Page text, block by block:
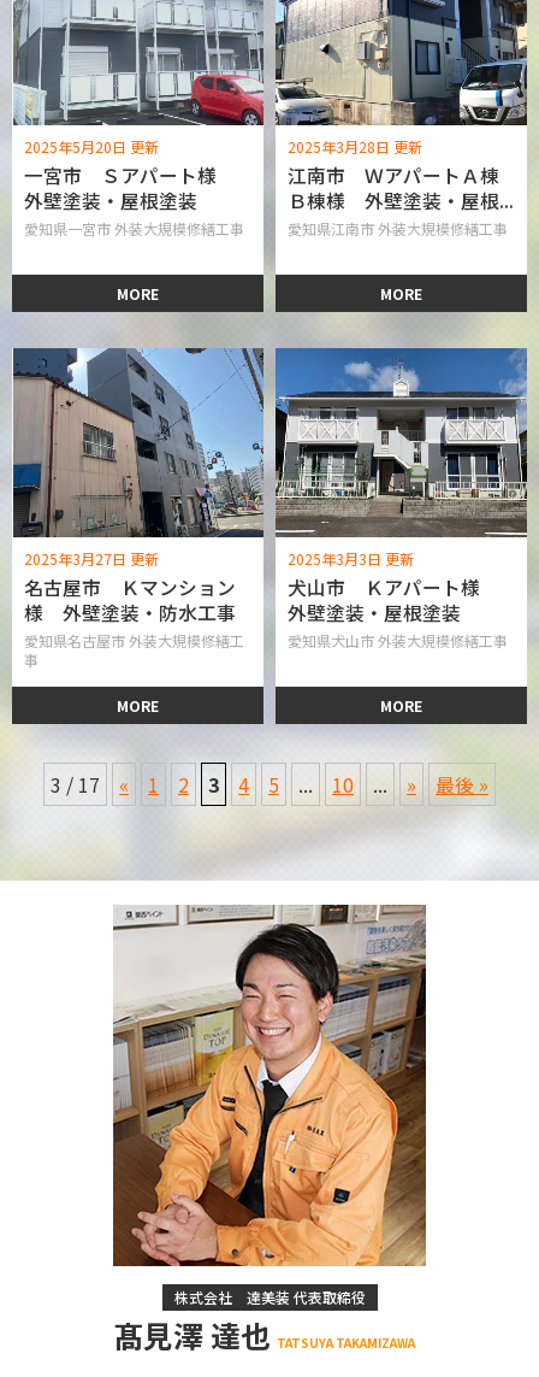
2025年5月20日 更新
一宮市 Ｓアパート様
外壁塗装・屋根塗装
愛知県一宮市 外装大規模修繕工事
MORE
2025年3月28日 更新
江南市 ＷアパートＡ棟
Ｂ棟様 外壁塗装・屋根...
愛知県江南市 外装大規模修繕工事
MORE
2025年3月27日 更新
名古屋市 Ｋマンション
様 外壁塗装・防水工事
愛知県名古屋市 外装大規模修繕工
事
MORE
2025年3月3日 更新
犬山市 Ｋアパート様
外壁塗装・屋根塗装
愛知県犬山市 外装大規模修繕工事
MORE
3 / 17 « 1 2 3 4 5 ... 10 ... » 最後 »
株式会社 達美装 代表取締役
髙見澤 達也 TATSUYA TAKAMIZAWA